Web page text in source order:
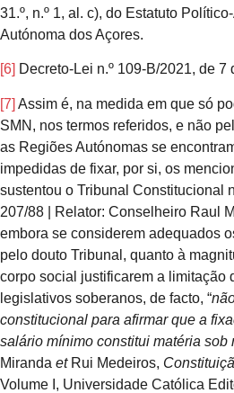
31.º, n.º 1, al. c), do Estatuto
Autónoma dos Açores.
[6] Decreto-Lei n.º 109-B/2021, de 7
[7] Assim é, na medida em que só
SMN, nos termos referidos, e não
as Regiões Autónomas se
impedidas de fixar, por si, os
sustentou o Tribunal Constitucional
207/88 | Relator: Conselheiro Raul
embora se considerem adequados
pelo douto Tribunal, quanto à
corpo social justificarem a limitação
legislativos soberanos, de facto, “
constitucional para afirmar que a
salário mínimo constitui matéria sob
Miranda etRui Medeiros,
Volume I, Universidade Católica